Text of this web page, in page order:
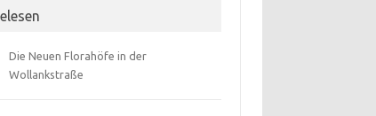
Die Neuen Florahöfe in der
Wollankstraße